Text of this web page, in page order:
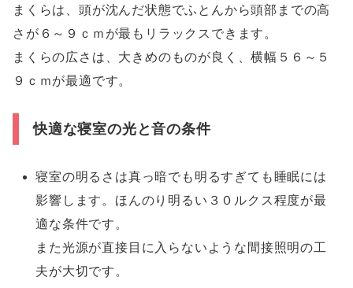
まくらは、頭が沈んだ状態でふとんから頭部までの高
さが６～９ｃｍが最もリラックスできます。
まくらの広さは、大きめのものが良く、横幅５６～５
９ｃｍが最適です。
快適な寝室の光と音の条件
寝室の明るさは真っ暗でも明るすぎても睡眠には
影響します。ほんのり明るい３０ルクス程度が最
適な条件です。
また光源が直接目に入らないような間接照明の工
夫が大切です。